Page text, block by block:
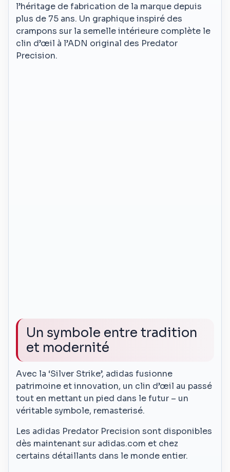
l’héritage de fabrication de la marque depuis
plus de 75 ans. Un graphique inspiré des
crampons sur la semelle intérieure complète le
clin d’œil à l’ADN original des Predator
Precision.
Un symbole entre tradition
et modernité
Avec la ‘Silver Strike’, adidas fusionne
patrimoine et innovation, un clin d’œil au passé
tout en mettant un pied dans le futur – un
véritable symbole, remasterisé.
Les adidas Predator Precision sont disponibles
dès maintenant sur adidas.com et chez
certains détaillants dans le monde entier.